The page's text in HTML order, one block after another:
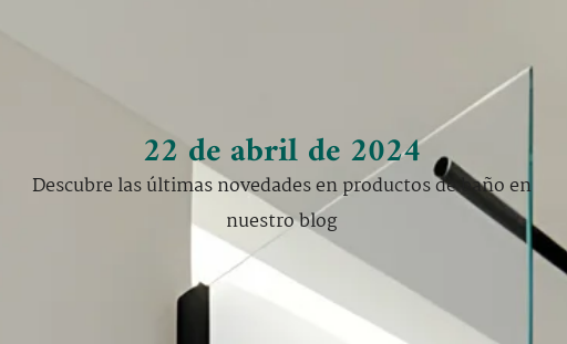
22 de abril de 2024
Descubre las últimas novedades en productos de baño en
nuestro blog